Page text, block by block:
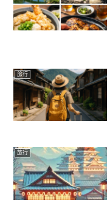
旅行
旅行